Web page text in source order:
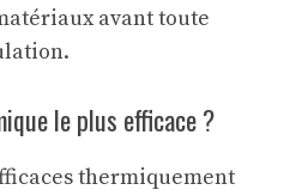
avant toute
le plus efficace ?
thermiquement